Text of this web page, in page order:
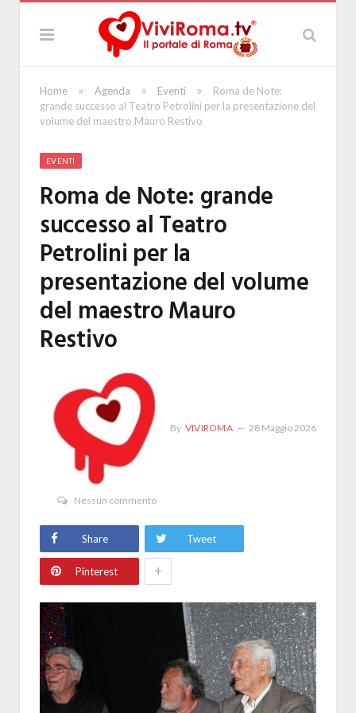
Home » Agenda » Eventi »
Roma de Note:
grande successo al Teatro Petrolini per la presentazione del
volume del maestro Mauro Restivo
EVENTI
Roma de Note: grande
successo al Teatro
Petrolini per la
presentazione del volume
del maestro Mauro
Restivo
By VIVIROMA 28 Maggio 2026
Nessun commento
Share Tweet
Pinterest +